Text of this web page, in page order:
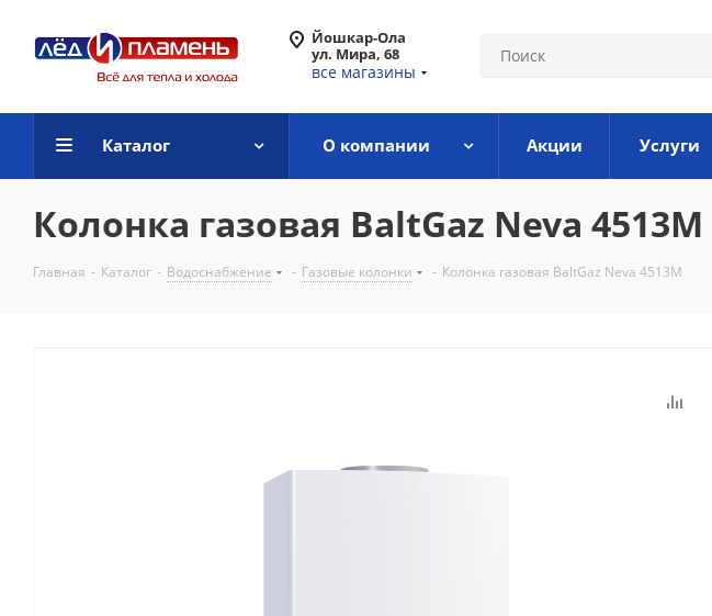
Йошкар-Ола
ул. Мира, 68
все магазины
Каталог О компании Акции Услуги
Колонка газовая BaltGaz Neva 4513M
Главная - Каталог - Водоснабжение - Газовые колонки - Колонка газовая BaltGaz Neva 4513M